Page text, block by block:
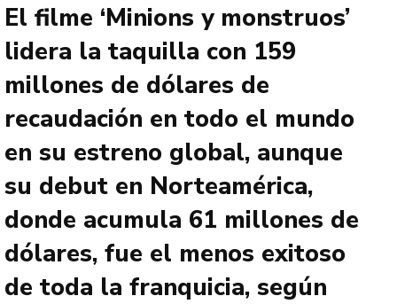
El filme ‘Minions y monstruos’
lidera la taquilla con 159
millones de dólares de
recaudación en todo el mundo
en su estreno global, aunque
su debut en Norteamérica,
donde acumula 61 millones de
dólares, fue el menos exitoso
de toda la franquicia, según